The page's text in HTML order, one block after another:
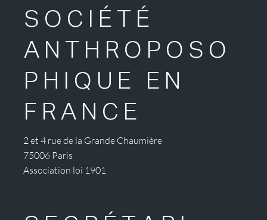
SOCIÉTÉ
ANTHROPOSO
PHIQUE EN
FRANCE
2 et 4 rue de la Grande Chaumière
75006 Paris
Association loi 1901